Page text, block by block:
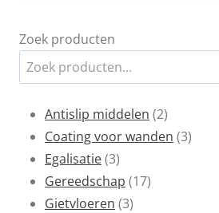
Zoek producten
Antislip middelen 22
producten
Coating voor wanden 33
Egalisatie 33
producten
Gereedschap 1717
Gietvloeren 33